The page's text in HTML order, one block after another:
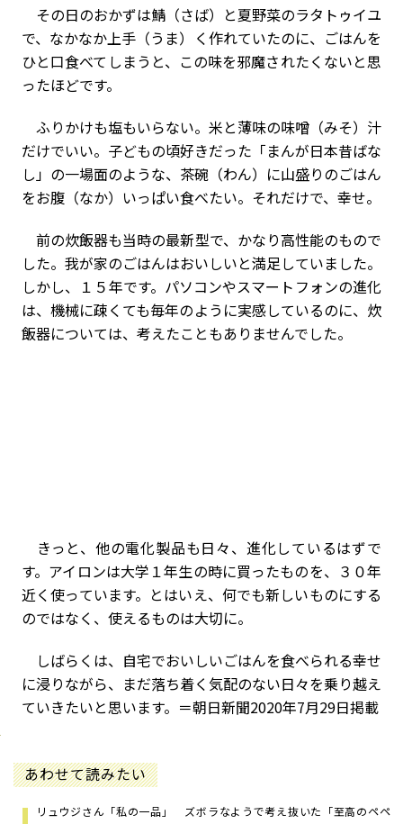
その日のおかずは鯖（さば）と夏野菜のラタトゥイユ
で、なかなか上手（うま）く作れていたのに、ごはんを
ひと口食べてしまうと、この味を邪魔されたくないと思
ったほどです。
ふりかけも塩もいらない。米と薄味の味噌（みそ）汁
だけでいい。子どもの頃好きだった「まんが日本昔ばな
し」の一場面のような、茶碗（わん）に山盛りのごはん
をお腹（なか）いっぱい食べたい。それだけで、幸せ。
前の炊飯器も当時の最新型で、かなり高性能のもので
した。我が家のごはんはおいしいと満足していました。
しかし、１５年です。パソコンやスマートフォンの進化
は、機械に疎くても毎年のように実感しているのに、炊
飯器については、考えたこともありませんでした。
きっと、他の電化製品も日々、進化しているはずで
す。アイロンは大学１年生の時に買ったものを、３０年
近く使っています。とはいえ、何でも新しいものにする
のではなく、使えるものは大切に。
しばらくは、自宅でおいしいごはんを食べられる幸せ
に浸りながら、まだ落ち着く気配のない日々を乗り越え
ていきたいと思います。＝朝日新聞2020年7月29日掲載
あわせて読みたい
リュウジさん「私の一品」 ズボラなようで考え抜いた「至高のペペ